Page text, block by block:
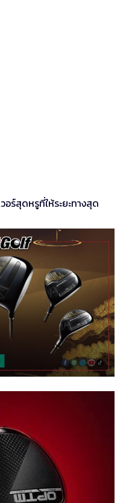
อร์สุดหรูที่ให้ระยะทางสุด